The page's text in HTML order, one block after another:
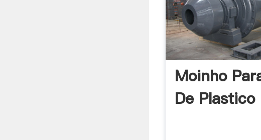
Moinho
De Plastico